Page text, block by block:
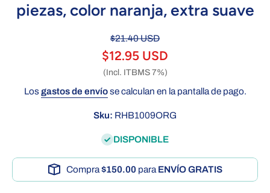
piezas, color naranja, extra suave
$21.40 USD
$12.95 USD
(Incl. ITBMS 7%)
Losgastos de envíose calculan en la pantalla de pago.
Sku: RHB1009ORG
DISPONIBLE
Compra$150.00 para ENVÍO GRATIS